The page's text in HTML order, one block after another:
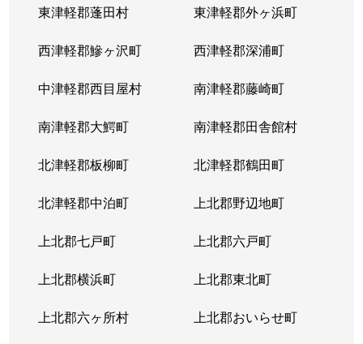
東津軽郡蓬田村 東津軽郡外ヶ浜町
西津軽郡鰺ヶ沢町 西津軽郡深浦町
中津軽郡西目屋村 南津軽郡藤崎町
南津軽郡大鰐町 南津軽郡田舎館村
北津軽郡板柳町 北津軽郡鶴田町
北津軽郡中泊町 上北郡野辺地町
上北郡七戸町 上北郡六戸町
上北郡横浜町 上北郡東北町
上北郡六ヶ所村 上北郡おいらせ町